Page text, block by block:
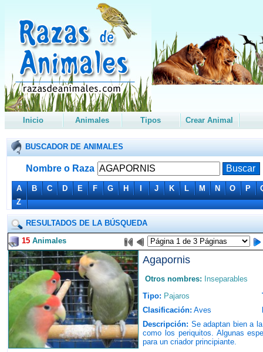
Inicio Animales Tipos Crear Animal
BUSCADOR DE ANIMALES
Nombre o Raza
A B C D E F G H I J K L M N O P
Z
RESULTADOS DE LA BÚSQUEDA
15 Animales
Agapornis
Otros nombres: Inseparables
Tipo: Pajaros
Clasificación: Aves
Descripción: Se adaptan bien a
como los periquitos. Algunas
para un criador principiante.